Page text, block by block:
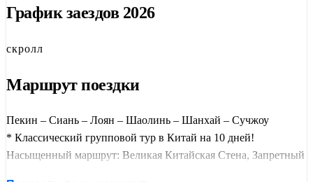
качественный отдых, а
русскоговорящий гид
разобраться в хитросплетениях китайской истории и
Комфортная группа
График заездов 2026
скролл
Маршрут поездки
Пекин – Сиань – Лоян – Шаолинь – Шанхай – Сучжоу
* Классический групповой тур в Китай на 10 дней!
Насыщенный маршрут: Великая Китайская Стена, Запретный